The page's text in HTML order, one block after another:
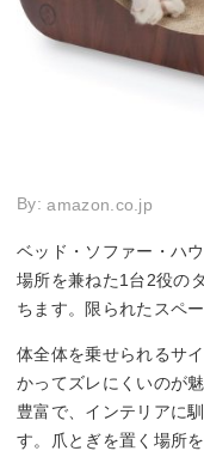
By:amazon.co.jp
ベッド・ソファー・ハ
場所を兼ねた1台2役の
ちます。限られたスペ
体全体を乗せられるサ
かってズレにくいのが
豊富で、インテリアに
す。爪とぎを置く場所